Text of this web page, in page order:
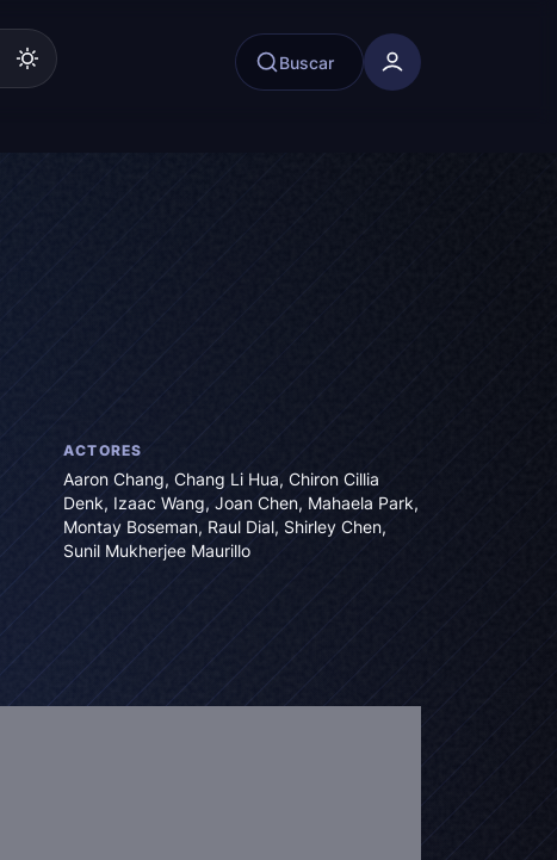
Buscar
ACTORES
Aaron Chang, Chang Li Hua, Chiron Cillia
Denk, Izaac Wang, Joan Chen, Mahaela Park,
Montay Boseman, Raul Dial, Shirley Chen,
Sunil Mukherjee Maurillo